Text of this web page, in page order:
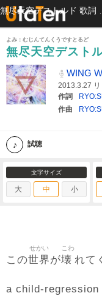
よみ：むじんてんくうですとるど
無尽天空デスト
WING
2013.3.27 リ
作詞
作曲
試聴
文字サイズ
大 中 小
この世界
せかい
が壊
こわ
れて
a child-regression